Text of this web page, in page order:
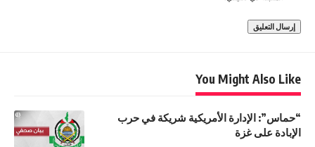
You Might Also Like
“حماس”: الإدارة الأمريكية شريكة في حرب
الإبادة على غزة